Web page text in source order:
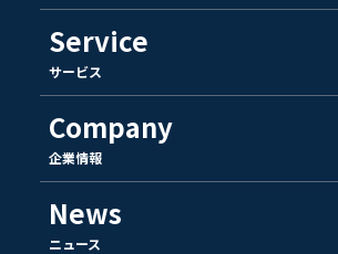
Service
サービス
Company
企業情報
News
ニュース